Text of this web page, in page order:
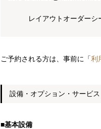
レイアウトオーダーシ
ご予約される方は、事前に「利
設備・オプション・サービス
■基本設備